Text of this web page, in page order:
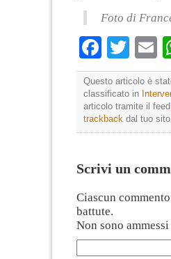
Foto di
Questo articolo è
classificato in
articolo tramite il feed
trackback dal tuo sito.
Scrivi un
Ciascun
battute.
Non sono